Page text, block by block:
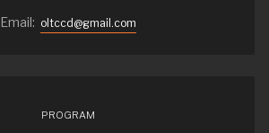
Email: oltccd@gmail.com
PROGRAM